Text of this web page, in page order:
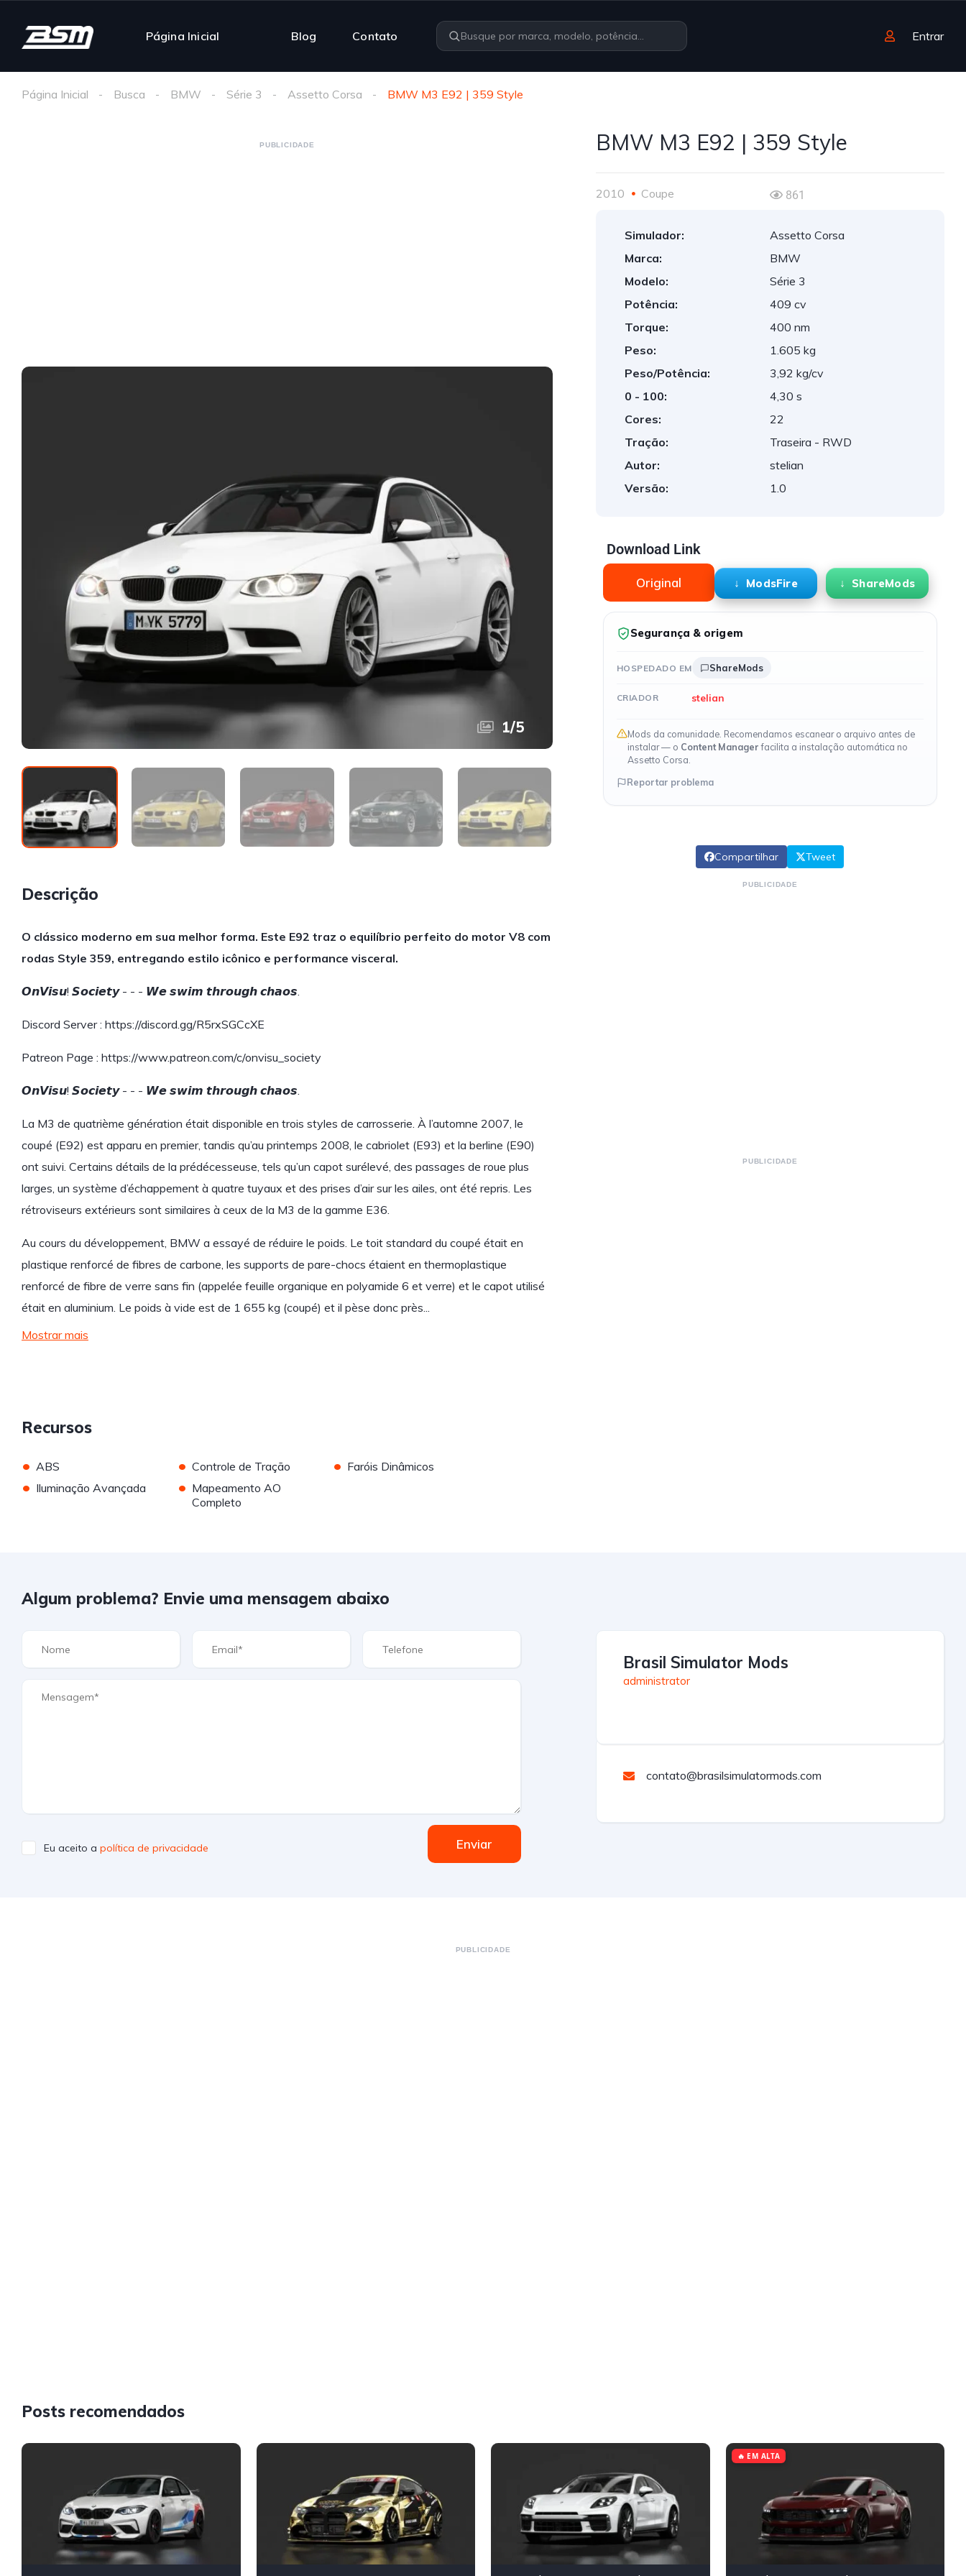
Página Inicial Blog Contato Entrar
Página Inicial Busca BMW Série 3 Assetto Corsa BMW M3 E92 | 359 Style
PUBLICIDADE
1/5
Descrição
O clássico moderno em sua melhor forma. Este E92 traz o equilíbrio perfeito do motor V8 com
rodas Style 359, entregando estilo icônico e performance visceral.
𝙊𝙣𝙑𝙞𝙨𝙪! 𝙎𝙤𝙘𝙞𝙚𝙩𝙮 - - - 𝙒𝙚 𝙨𝙬𝙞𝙢 𝙩𝙝𝙧𝙤𝙪𝙜𝙝 𝙘𝙝𝙖𝙤𝙨.
Discord Server : https://discord.gg/R5rxSGCcXE
Patreon Page : https://www.patreon.com/c/onvisu_society
𝙊𝙣𝙑𝙞𝙨𝙪! 𝙎𝙤𝙘𝙞𝙚𝙩𝙮 - - - 𝙒𝙚 𝙨𝙬𝙞𝙢 𝙩𝙝𝙧𝙤𝙪𝙜𝙝 𝙘𝙝𝙖𝙤𝙨.
La M3 de quatrième génération était disponible en trois styles de carrosserie. À l’automne 2007, le
coupé (E92) est apparu en premier, tandis qu’au printemps 2008, le cabriolet (E93) et la berline (E90)
ont suivi. Certains détails de la prédécesseuse, tels qu’un capot surélevé, des passages de roue plus
larges, un système d’échappement à quatre tuyaux et des prises d’air sur les ailes, ont été repris. Les
rétroviseurs extérieurs sont similaires à ceux de la M3 de la gamme E36.
Au cours du développement, BMW a essayé de réduire le poids. Le toit standard du coupé était en
plastique renforcé de fibres de carbone, les supports de pare-chocs étaient en thermoplastique
renforcé de fibre de verre sans fin (appelée feuille organique en polyamide 6 et verre) et le capot utilisé
était en aluminium. Le poids à vide est de 1 655 kg (coupé) et il pèse donc près...
Mostrar mais
Recursos
• ABS • Controle de Tração • Faróis Dinâmicos
• Iluminação Avançada • Mapeamento AO
Completo
BMW M3 E92 | 359 Style
2010 Coupe 861
Simulador:
Assetto Corsa
Marca:
BMW
Modelo:
Série 3
Potência:
409 cv
Torque:
400 nm
Peso:
1.605 kg
Peso/Potência:
3,92 kg/cv
0 - 100:
4,30 s
Cores:
22
Tração:
Traseira - RWD
Autor:
stelian
Versão:
1.0
Download Link
Original ModsFire ShareMods
Segurança & origem
HOSPEDADO EM ShareMods
CRIADOR stelian
Mods da comunidade. Recomendamos escanear o arquivo antes de
instalar — o Content Managerfacilita a instalação automática no
Assetto Corsa.
Reportar problema
Compartilhar Tweet
PUBLICIDADE
PUBLICIDADE
Algum problema? Envie uma mensagem abaixo
Eu aceito a política de privacidade Enviar
Brasil Simulator Mods
administrator
contato@brasilsimulatormods.com
PUBLICIDADE
Posts recomendados
🔥 EM ALTA